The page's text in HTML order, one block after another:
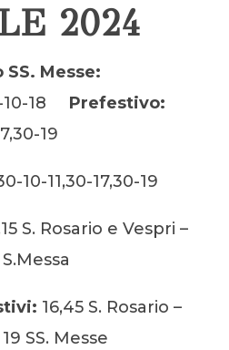
2024
SS. Messe:
10-18 Prefestivo:
19
10-11,30-17,30-19
S. Rosario e Vespri –
S.Messa
16,45 S. Rosario –
SS. Messe